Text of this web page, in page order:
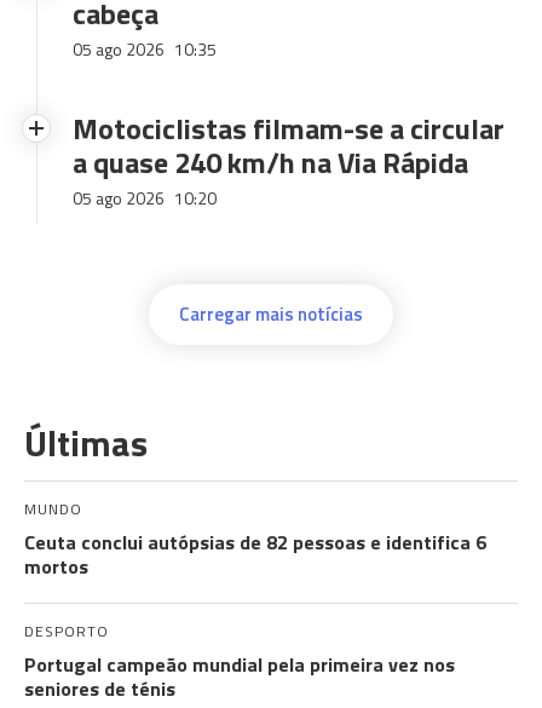
cabeça
05 ago 2026 10:35
Motociclistas filmam-se a circular
a quase 240 km/h na Via Rápida
05 ago 2026 10:20
Carregar mais notícias
Últimas
MUNDO
Ceuta conclui autópsias de 82 pessoas e identifica 6
mortos
DESPORTO
Portugal campeão mundial pela primeira vez nos
seniores de ténis